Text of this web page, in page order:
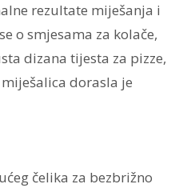
rezultate miješanja i
o smjesama za kolače,
dizana tijesta za pizze,
dorasla je
čelika za bezbrižno